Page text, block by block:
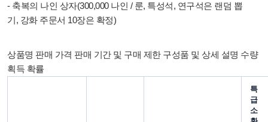
- 축복의 나인 상자(300,000 나인 / 룬, 특성석, 연구석은 랜덤 뽑
기, 강화 주문서 10장은 확정)
상품명 판매 가격 판매 기간 및 구매 제한 구성품 및 상세 설명 수량
획득 확률
특
급
소